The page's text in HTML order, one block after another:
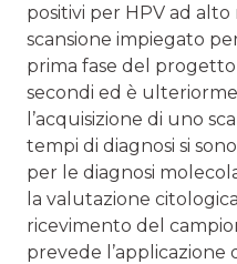
positivi per HPV ad
scansione impiegato
prima fase del
secondi ed è
l’acquisizione di uno
tempi di diagnosi si
per le diagnosi
la valutazione
ricevimento del
prevede